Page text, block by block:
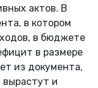
актов. В
в котором
в бюджете
в размере
из документа,
и